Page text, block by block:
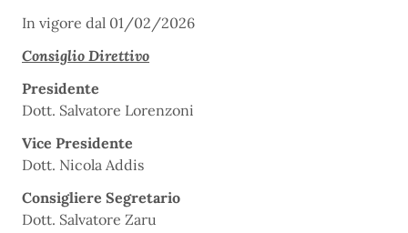
In vigore dal 01/02/2026
Consiglio Direttivo
Presidente
Dott. Salvatore Lorenzoni
Vice Presidente
Dott. Nicola Addis
Consigliere Segretario
Dott. Salvatore Zaru